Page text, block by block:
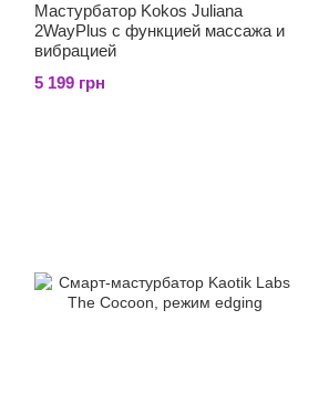
Мастурбатор Kokos Juliana
2WayPlus с функцией массажа и
вибрацией
5 199 грн